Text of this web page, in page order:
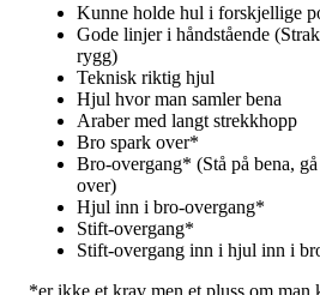
Kunne holde hul i forskjellige
Gode linjer i håndstående
rygg)
Teknisk riktig hjul
Hjul hvor man samler bena
Araber med langt strekkhopp
Bro spark over*
Bro-overgang* (Stå på bena,
over)
Hjul inn i bro-overgang*
Stift-overgang*
Stift-overgang inn i hjul inn i
*er ikke et krav men et pluss om man